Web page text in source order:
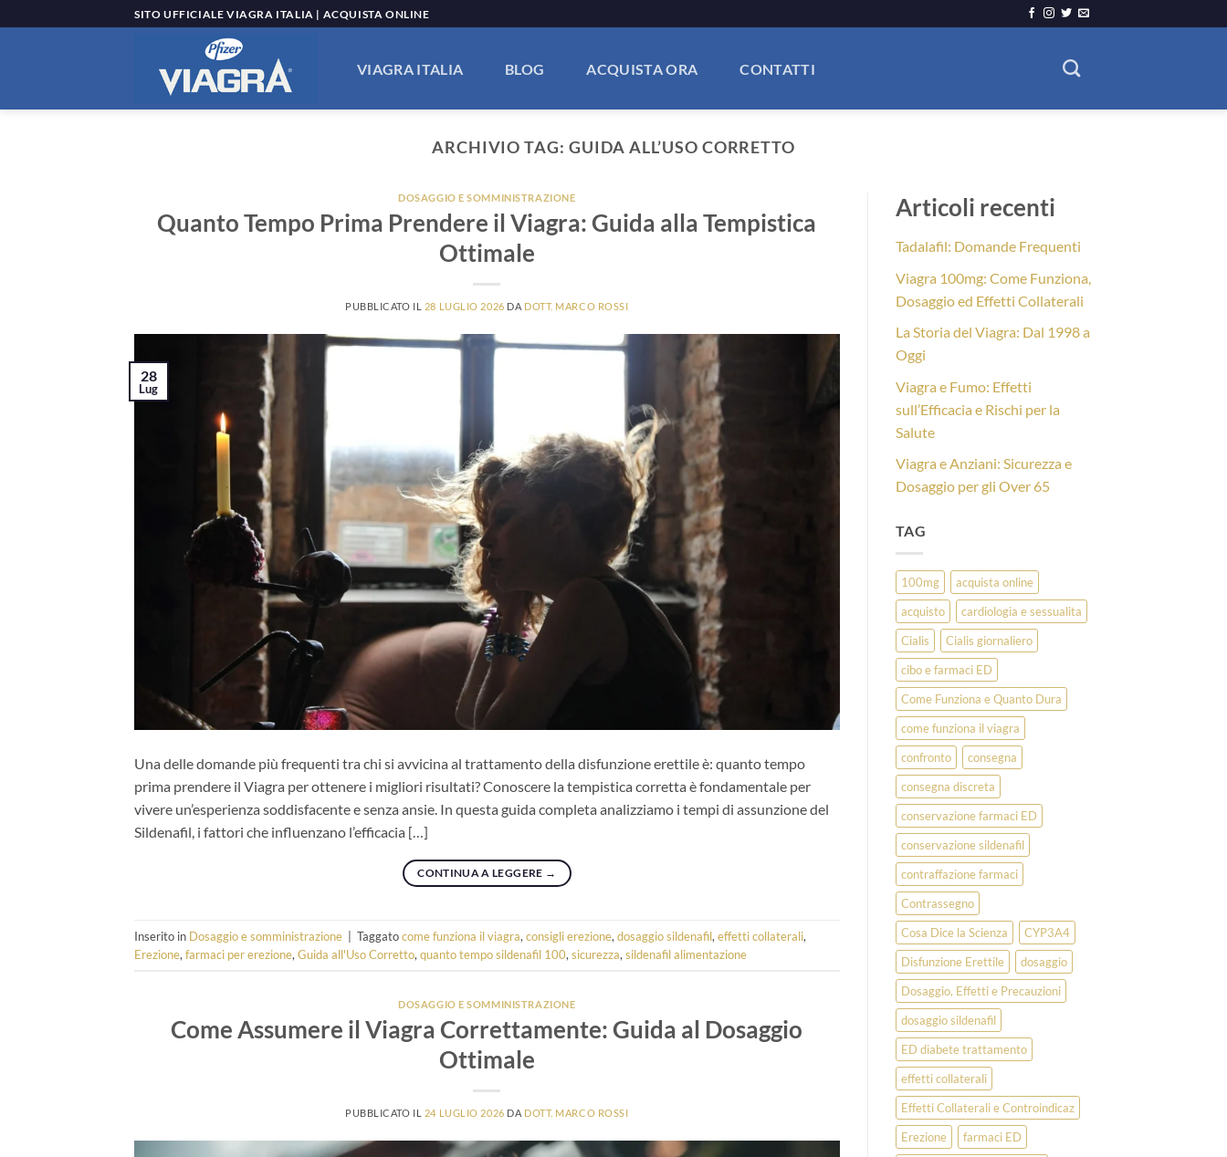
ai
SITO UFFICIALE VIAGRA ITALIA | ACQUISTA ONLINE
VIAGRA ITALIA BLOG ACQUISTA ORA CONTATTI
ARCHIVIO TAG: GUIDA ALL’USO CORRETTO
DOSAGGIO E SOMMINISTRAZIONE
Quanto Tempo Prima Prendere il Viagra: Guida alla Tempistica
Ottimale
PUBBLICATO IL 28 LUGLIO 2026 DA DOTT. MARCO ROSSI
28
Lug
Una delle domande più frequenti tra chi si avvicina al trattamento della disfunzione erettile è: quanto tempo
prima prendere il Viagra per ottenere i migliori risultati? Conoscere la tempistica corretta è fondamentale per
vivere un’esperienza soddisfacente e senza ansie. In questa guida completa analizziamo i tempi di assunzione del
Sildenafil, i fattori che influenzano l’efficacia […]
CONTINUA A LEGGERE →
Inserito in Dosaggio e somministrazione Taggatocome funziona il viagra, consigli erezione, dosaggio sildenafil, effetti collaterali,
Erezione, farmaci per erezione, Guida all'Uso Corretto, quanto tempo sildenafil 100, sicurezza, sildenafil alimentazione
DOSAGGIO E SOMMINISTRAZIONE
Come Assumere il Viagra Correttamente: Guida al Dosaggio
Ottimale
PUBBLICATO IL 24 LUGLIO 2026 DA DOTT. MARCO ROSSI
Articoli recenti
Tadalafil: Domande Frequenti
Viagra 100mg: Come Funziona,
Dosaggio ed Effetti Collaterali
La Storia del Viagra: Dal 1998 a
Oggi
Viagra e Fumo: Effetti
sull’Efficacia e Rischi per la
Salute
Viagra e Anziani: Sicurezza e
Dosaggio per gli Over 65
TAG
100mg
acquista online
acquisto
cardiologia e sessualita
Cialis
Cialis giornaliero
cibo e farmaci ED
Come Funziona e Quanto Dura
come funziona il viagra
confronto
consegna
consegna discreta
conservazione farmaci ED
conservazione sildenafil
contraffazione farmaci
Contrassegno
Cosa Dice la Scienza
CYP3A4
Disfunzione Erettile
dosaggio
Dosaggio, Effetti e Precauzioni
dosaggio sildenafil
ED diabete trattamento
effetti collaterali
Effetti Collaterali e Controindicaz
Erezione
farmaci ED